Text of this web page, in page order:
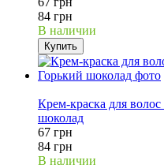
84 грн
В наличии
Купить
Крем-краска для
шоколад
67 грн
84 грн
В наличии